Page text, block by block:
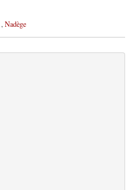
, Nadège